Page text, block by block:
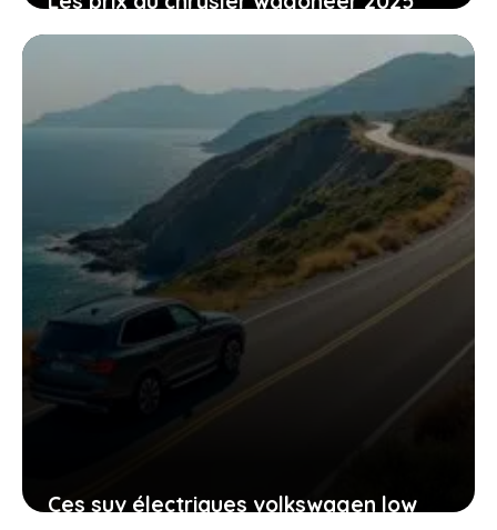
dévoilent-ils un suv premium
passionnés ?
Ces suv électriques volkswagen low